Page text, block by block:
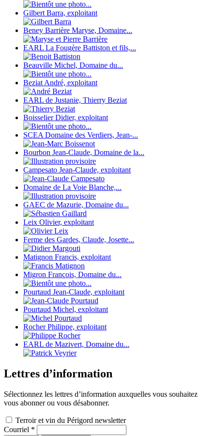
Gilbert Barra, exploitant
Beney Barrière Maryse, Domaine...
EARL La Fougère Battiston et fils,...
Beauville Michel, Domaine du...
Beziat André, exploitant
EARL de Justanie, Thierry Beziat
Boisselier Didier, exploitant
SCEA Domaine des Verdiers, Jean-...
Bourbon Jean-Claude, Domaine de la...
Campesato Jean-Claude, exploitant
Domaine de La Voie Blanche,...
GAEC de Mazurie, Domaine du...
Leix Olivier, exploitant
Ferme des Gardes, Claude, Josette...
Matignon Francis, exploitant
Migron François, Domaine du...
Pourtaud Jean-Claude, exploitant
Pourtaud Michel, exploitant
Rocher Philippe, exploitant
EARL de Mazivert, Domaine du...
Lettres d’information
Sélectionnez les lettres d’information auxquelles vous souhaitez
vous abonner ou vous désabonner.
Terroir et vin du Périgord newsletter
Courriel *